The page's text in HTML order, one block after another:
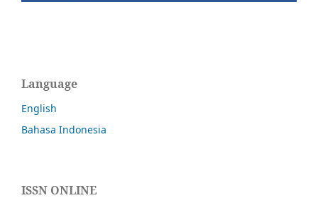
Language
English
Bahasa Indonesia
ISSN ONLINE